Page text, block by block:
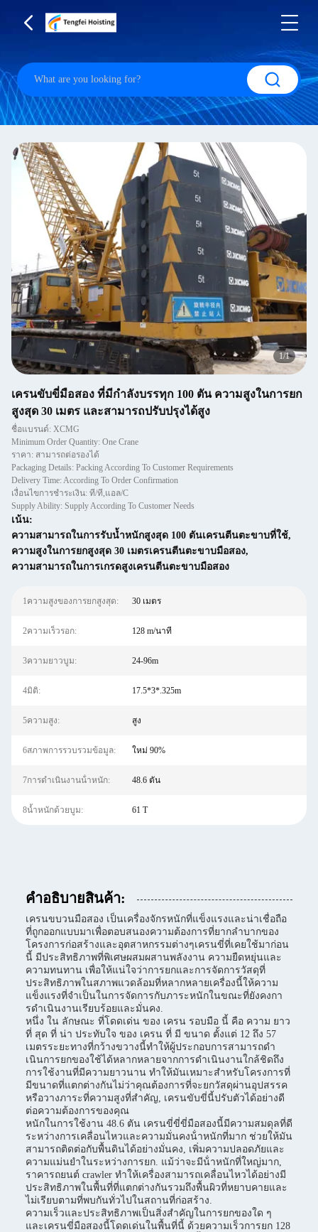
1/1
เครนขับขี่มือสอง ที่มีกําลังบรรทุก 100 ตัน ความสูงในการยก
สูงสุด 30 เมตร และสามารถปรับปรุงได้สูง
ชื่อแบรนด์: XCMG
Minimum Order Quantity: One Crane
ราคา: สามารถต่อรองได้
Packaging Details: Packing According To Customer Requirements
Delivery Time: According To Order Confirmation
เงื่อนไขการชำระเงิน: ที/ที,แอล/C
Supply Ability: Supply According To Customer Needs
เน้น:
ความสามารถในการรับน้ำหนักสูงสุด 100 ตันเครนตีนตะขาบที่ใช้,
ความสูงในการยกสูงสุด 30 เมตรเครนตีนตะขาบมือสอง,
ความสามารถในการเกรดสูงเครนตีนตะขาบมือสอง
1ความสูงของการยกสูงสุด: 30 เมตร
2ความเร็วรอก: 128 m/นาที
3ความยาวบูม: 24-96m
4มิติ: 17.5*3*.325m
5ความสูง: สูง
6สภาพการรวบรวมข้อมูล: ใหม่ 90%
7การดําเนินงานน้ําหนัก: 48.6 ตัน
8น้ำหนักด้วยบูม: 61 T
คําอธิบายสินค้า:
เครนขบวนมือสอง เป็นเครื่องจักรหนักที่แข็งแรงและน่าเชื่อถือ
ที่ถูกออกแบบมาเพื่อตอบสนองความต้องการที่ยากลําบากของ
โครงการก่อสร้างและอุตสาหกรรมต่างๆเครนขี่ที่เคยใช้มาก่อน
นี้ มีประสิทธิภาพที่พิเศษผสมผสานพลังงาน ความยืดหยุ่นและ
ความทนทาน เพื่อให้แน่ใจว่าการยกและการจัดการวัสดุที่
ประสิทธิภาพในสภาพแวดล้อมที่หลากหลายเครื่องนี้ให้ความ
แข็งแรงที่จําเป็นในการจัดการกับภาระหนักในขณะที่ยังคงกา
รดําเนินงานเรียบร้อยและมั่นคง.
หนึ่ง ใน ลักษณะ ที่โดดเด่น ของ เครน รอบมือ นี้ คือ ความ ยาว
ที่ สุด ที่ น่า ประทับใจ ของ เครน ที่ มี ขนาด ตั้งแต่ 12 ถึง 57
เมตรระยะทางที่กว้างขวางนี้ทําให้ผู้ประกอบการสามารถดํา
เนินการยกของใช้ได้หลากหลายจากการดําเนินงานใกล้ชิดถึง
การใช้งานที่มีความยาวนาน ทําให้มันเหมาะสําหรับโครงการที่
มีขนาดที่แตกต่างกันไม่ว่าคุณต้องการที่จะยกวัสดุผ่านอุปสรรค
หรือวางภาระที่ความสูงที่สําคัญ, เครนขับขี่นี้ปรับตัวได้อย่างดี
ต่อความต้องการของคุณ
หนักในการใช้งาน 48.6 ตัน เครนขี่ขี่ขี่มือสองนี้มีความสมดุลที่ดี
ระหว่างการเคลื่อนไหวและความมั่นคงน้ําหนักที่มาก ช่วยให้มัน
สามารถติดต่อกับพื้นดินได้อย่างมั่นคง, เพิ่มความปลอดภัยและ
ความแม่นยําในระหว่างการยก. แม้ว่าจะมีน้ําหนักที่ใหญ่มาก,
ราคารถยนต์ crawler ทําให้เครื่องสามารถเคลื่อนไหวได้อย่างมี
ประสิทธิภาพในพื้นที่ที่แตกต่างกันรวมถึงพื้นผิวที่หยาบคายและ
ไม่เรียบตามที่พบกันทั่วไปในสถานที่ก่อสร้าง.
ความเร็วและประสิทธิภาพเป็นสิ่งสําคัญในการยกของใด ๆ
และเครนขี่มือสองนี้โดดเด่นในพื้นที่นี้ ด้วยความเร็วการยก 128